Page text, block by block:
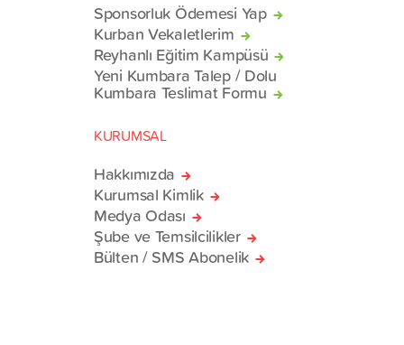
Sponsorluk Ödemesi Yap
Kurban Vekaletlerim
Reyhanlı Eğitim Kampüsü
Yeni Kumbara Talep / Dolu
Kumbara Teslimat Formu
KURUMSAL
Hakkımızda
Kurumsal Kimlik
Medya Odası
Şube ve Temsilcilikler
Bülten / SMS Abonelik